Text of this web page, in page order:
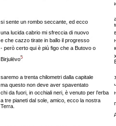
si sente un rombo seccante, ed ecco
una lucida cabrio mi sfreccia di nuovo
e che cazzo tirate in ballo il progresso
- però certo qui è più figo che a Butovo o
Birjulëvo5
saremo a trenta chilometri dalla capitale
ma questo non deve aver spaventato
chi da fuori, in occhiali neri, è venuto per l’erba
a tre pianeti dal sole, amico, ecco la nostra
Terra.